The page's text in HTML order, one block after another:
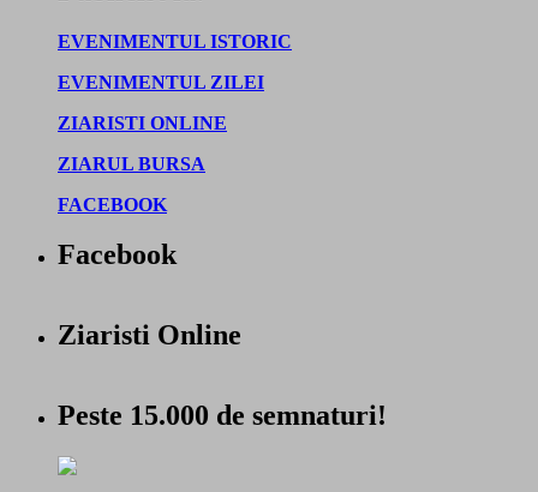
EVENIMENTUL ISTORIC
EVENIMENTUL ZILEI
ZIARISTI ONLINE
ZIARUL BURSA
FACEBOOK
Facebook
Ziaristi Online
Peste 15.000 de semnaturi!